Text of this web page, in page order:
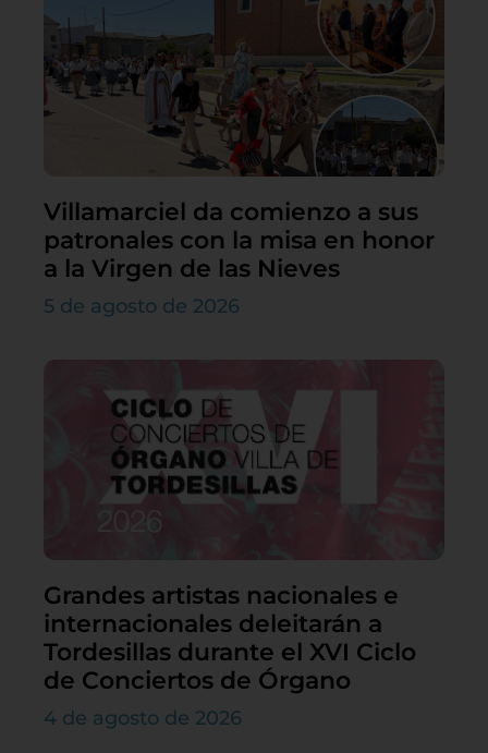
Villamarciel da comienzo a sus
patronales con la misa en honor
a la Virgen de las Nieves
5 de agosto de 2026
Grandes artistas nacionales e
internacionales deleitarán a
Tordesillas durante el XVI Ciclo
de Conciertos de Órgano
4 de agosto de 2026